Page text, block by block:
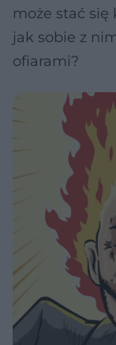
może stać się
jak sobie z
ofiarami?